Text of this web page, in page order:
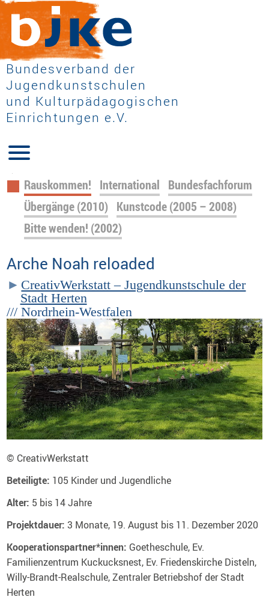
Bundesverband der
Jugendkunstschulen
und Kulturpädagogischen
Einrichtungen e.V.
Navigation
überspringen
Rauskommen! International Bundesfachforum
Übergänge (2010) Kunstcode (2005 – 2008)
Bitte wenden! (2002)
Arche Noah reloaded
CreativWerkstatt – Jugendkunstschule der
Stadt Herten
/// Nordrhein-Westfalen
© CreativWerkstatt
Beteiligte: 105 Kinder und Jugendliche
Alter: 5 bis 14 Jahre
Projektdauer: 3 Monate, 19. August bis 11. Dezember 2020
Kooperationspartner*innen: Goetheschule, Ev.
Familienzentrum Kuckucksnest, Ev. Friedenskirche Disteln,
Willy-Brandt-Realschule, Zentraler Betriebshof der Stadt
Herten